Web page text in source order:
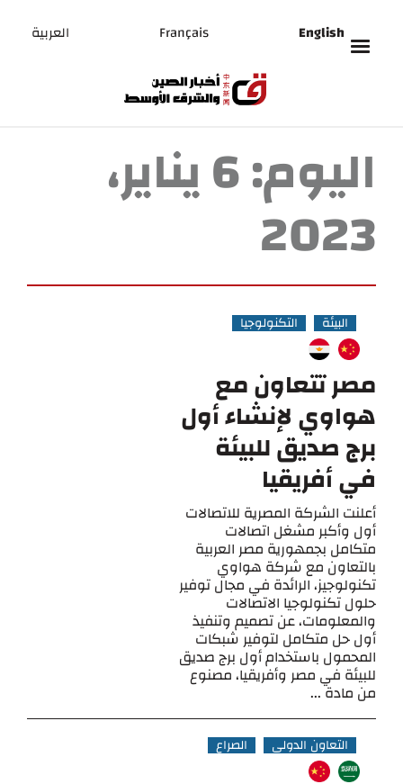
English
Français العربية
اليوم: 6 يناير،
2023
البيئة التكنولوجيا
مصر تتعاون مع
هواوي لإنشاء أول
برج صديق للبيئة
في أفريقيا
أعلنت الشركة المصرية للاتصالات
أول وأكبر مشغل اتصالات
متكامل بجمهورية مصر العربية
بالتعاون مع شركة هواوي
تكنولوجيز، الرائدة في مجال توفير
حلول تكنولوجيا الاتصالات
والمعلومات، عن تصميم وتنفيذ
أول حل متكامل لتوفير شبكات
المحمول باستخدام أول برج صديق
للبيئة في مصر وأفريقيا، مصنوع
من مادة ...
التعاون الدولي الصراع